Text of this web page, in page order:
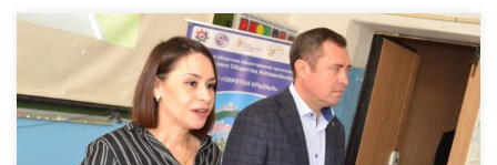
Для участниц социального проекта «Автоледи – за культуру вождения» день
российского студенчества выдался особенным. Именно 25 января 2020 года в